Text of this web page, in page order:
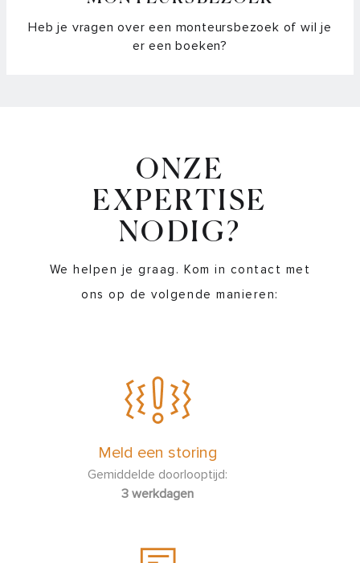
Heb je vragen over een monteursbezoek of wil je
er een boeken?
ONZE
EXPERTISE
NODIG?
We helpen je graag. Kom in contact met
ons op de volgende manieren:
Meld een storing
Gemiddelde doorlooptijd:
3 werkdagen